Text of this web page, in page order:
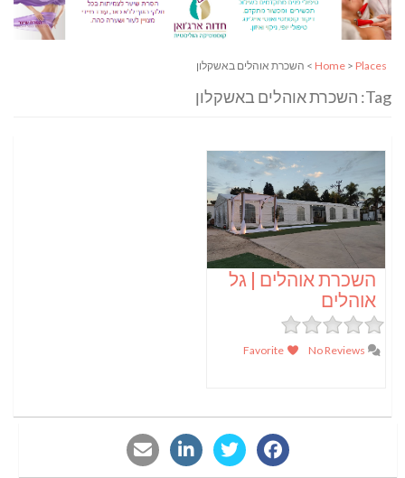
Home > Places > השכרת אוהלים באשקלון
Tag: השכרת אוהלים באשקלון
השכרת אוהלים | גל
אוהלים